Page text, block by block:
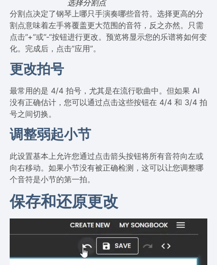
选择分割点
分割点决定了钢琴上哪只手演奏哪些音符。选择更高的分
割点意味着左手将覆盖更大范围的音符，反之亦然。只需
点击”+”或”-“按钮进行更改。预览将显示您的乐谱将如何变
化。完成后，点击”应用”。
更改拍号
最常用的是 4/4 拍号，尤其是在流行歌曲中。但如果 AI
没有正确估计，您可以通过点击这些按钮在 4/4 和 3/4 拍
号之间切换。
调整弱起小节
此设置基本上允许您通过点击箭头按钮将所有音符向左或
向右移动。如果小节没有被正确检测，这可以让您调整哪
个音符是小节的第一拍。
保存和还原更改